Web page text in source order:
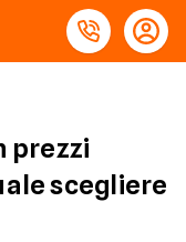
prezzi
scegliere